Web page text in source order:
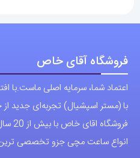
فروشگاه آقای خاص
اعتماد شما، سرمایه اصلی ماست.با
با (مستر اسپشیال) تجربه‌ای جدید از
انواع ساعت مچی جزو تخصصی